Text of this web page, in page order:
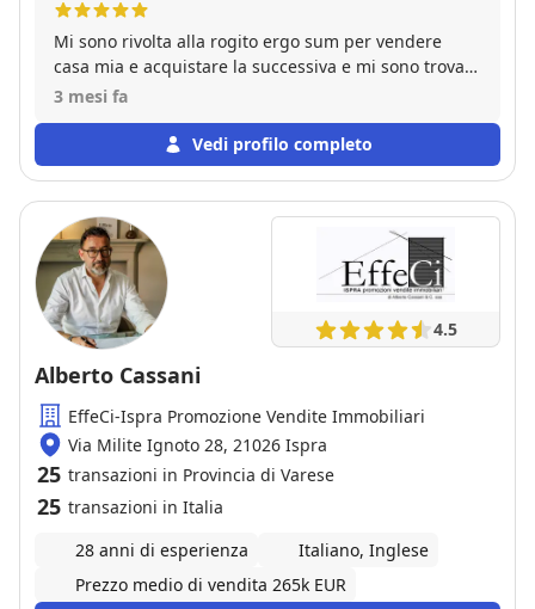
Mi sono rivolta alla rogito ergo sum per vendere
casa mia e acquistare la successiva e mi sono trovata
molto bene. Sara è una persona molto professionale
dubbio. Ottima esperienza
3 mesi fa
Vedi profilo completo
4.5
Alberto Cassani
EffeCi-Ispra Promozione Vendite Immobiliari
Via Milite Ignoto 28, 21026 Ispra
25 transazioni in Provincia di Varese
25 transazioni in Italia
28 anni di esperienza
Italiano, Inglese
Prezzo medio di vendita 265k EUR